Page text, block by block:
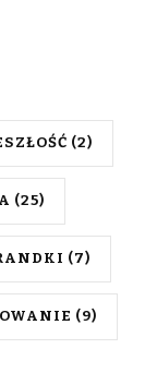
(2)
(25)
(7)
(9)